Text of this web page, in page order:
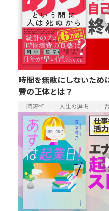
時間を無駄にしないため
費の正体とは？
時短術 人生の選択